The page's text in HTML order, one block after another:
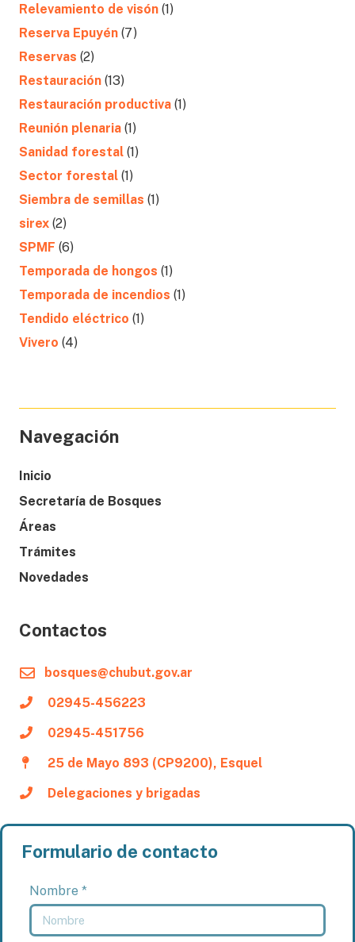
Relevamiento de visón (1)
Reserva Epuyén (7)
Reservas (2)
Restauración (13)
Restauración productiva (1)
Reunión plenaria (1)
Sanidad forestal (1)
Sector forestal (1)
Siembra de semillas (1)
sirex (2)
SPMF (6)
Temporada de hongos (1)
Temporada de incendios (1)
Tendido eléctrico (1)
Vivero (4)
Navegación
Inicio
Secretaría de Bosques
Áreas
Trámites
Novedades
Contactos
bosques@chubut.gov.ar
02945-456223
02945-451756
25 de Mayo 893 (CP9200), Esquel
Delegaciones y brigadas
Formulario de contacto
Nombre *